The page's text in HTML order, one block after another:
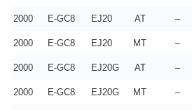
2000 E-GC8 EJ20 AT –
2000 E-GC8 EJ20 MT –
2000 E-GC8 EJ20G AT –
2000 E-GC8 EJ20G MT –